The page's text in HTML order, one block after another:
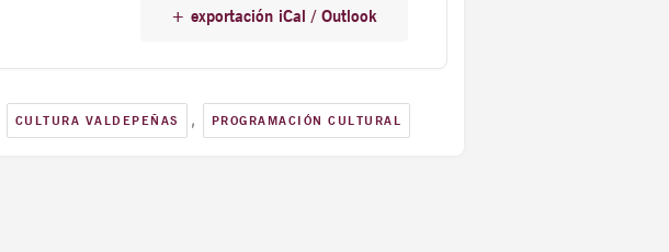
+ exportación iCal / Outlook
CULTURA VALDEPEÑAS , PROGRAMACIÓN CULTURAL